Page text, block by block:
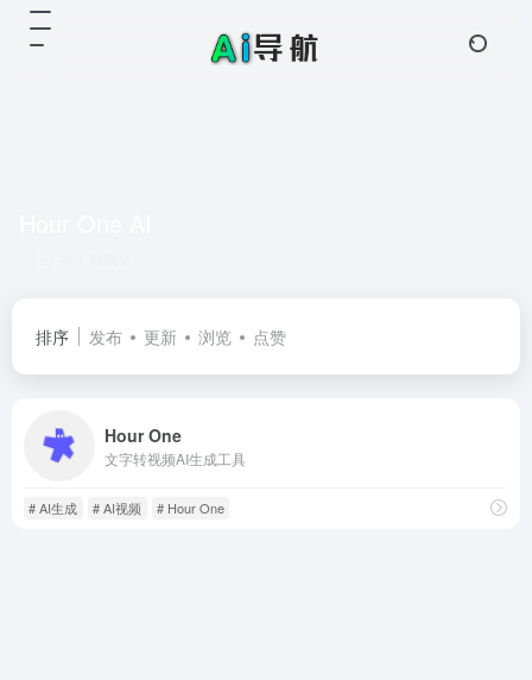
排序 发布 更新 浏览 点赞
Hour One
文字转视频AI生成工具
# AI生成 # AI视频 # Hour One